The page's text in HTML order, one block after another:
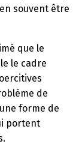
souvent être
que le
le cadre
de
forme de
portent